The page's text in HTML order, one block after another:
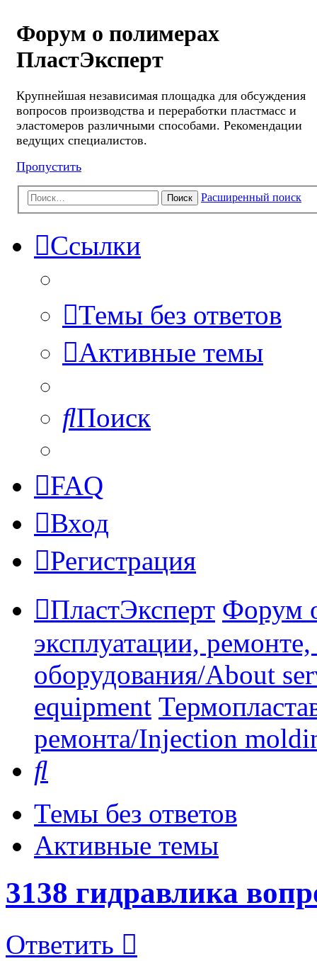
Форум о полимерах
ПластЭксперт
Крупнейшая независимая площадка для обсуждения
вопросов производства и переработки пластмасс и
эластомеров различными способами. Рекомендации
ведущих специалистов.
Пропустить
Поиск Расширенный поиск
Ссылки
Темы без ответов
Активные темы
Поиск
FAQ
Вход
Регистрация
ПластЭксперт Форум
эксплуатации,
оборудования/About
equipment
ремонта/Injection
Темы без ответов
Активные темы
3138 гидравлика
Ответить